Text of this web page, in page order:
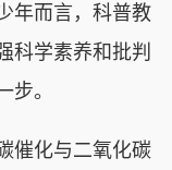
年而言，科普教
科学素养和批判
步。
化与二氧化碳